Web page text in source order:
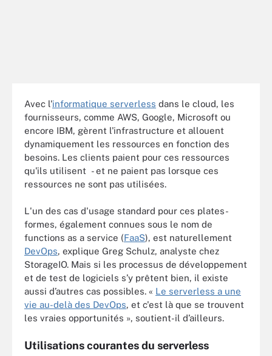
Avec l'informatique serverless dans le cloud, les
fournisseurs, comme AWS, Google, Microsoft ou
encore IBM, gèrent l'infrastructure et allouent
dynamiquement les ressources en fonction des
besoins. Les clients paient pour ces ressources
qu'ils utilisent - et ne paient pas lorsque ces
ressources ne sont pas utilisées.
L'un des cas d'usage standard pour ces plates-
formes, également connues sous le nom de
functions as a service (FaaS), est naturellement
DevOps, explique Greg Schulz, analyste chez
StorageIO. Mais si les processus de développement
et de test de logiciels s’y prêtent bien, il existe
aussi d’autres cas possibles. « Le serverless a une
vie au-delà des DevOps, et c'est là que se trouvent
les vraies opportunités », soutient-il d’ailleurs.
Utilisations courantes du serverless